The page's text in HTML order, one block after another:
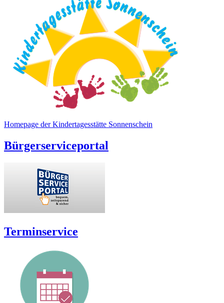
Homepage der Kindertagesstätte Sonnenschein
Bürgerserviceportal
Terminservice